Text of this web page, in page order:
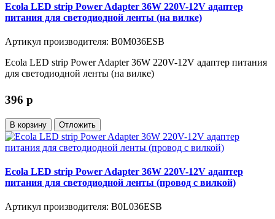
Ecola LED strip Power Adapter 36W 220V-12V адаптер
питания для светодиодной ленты (на вилке)
Артикул производителя: B0M036ESB
Ecola LED strip Power Adapter 36W 220V-12V адаптер питания
для светодиодной ленты (на вилке)
396 p
В корзину Отложить
Ecola LED strip Power Adapter 36W 220V-12V адаптер
питания для светодиодной ленты (провод с вилкой)
Артикул производителя: B0L036ESB